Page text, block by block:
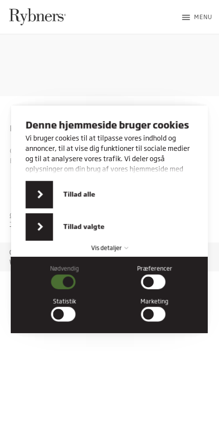
Denne hjemmeside bruger cookies
Vi bruger cookies til at tilpasse vores indhold og
annoncer, til at vise dig funktioner til sociale medier
og til at analysere vores trafik. Vi deler også
oplysninger om din brug af vores hjemmeside med
vores partnere inden for sociale medier,
annonceringspartnere og analysepartnere. Vores
partnere kan kombinere disse data med andre
oplysninger, du har givet dem, eller som de har
Tillad valgte
Tillad alle
Vis detaljer
Nødvendig
Nødvendige cookies hjælper med at gøre en hjemmeside
brugbar ved at aktivere grundlæggende funktioner såsom
side-navigation og adgang til sikre områder af hjemmesiden.
Hjemmesiden kan ikke fungere ordentligt uden disse cookies.
Nødvendig Præferencer
Statistik Marketing
menu MENU
Rybners
CVR: 45357716
EAN: 5798000553842
Kontakt os
COOKIES
PRIVATLIVSPOLITIK
TILGÆNGELIGHEDSERKLÆRING
Copyright © 2026 Rybners. All rights reserved.
Website: Co3